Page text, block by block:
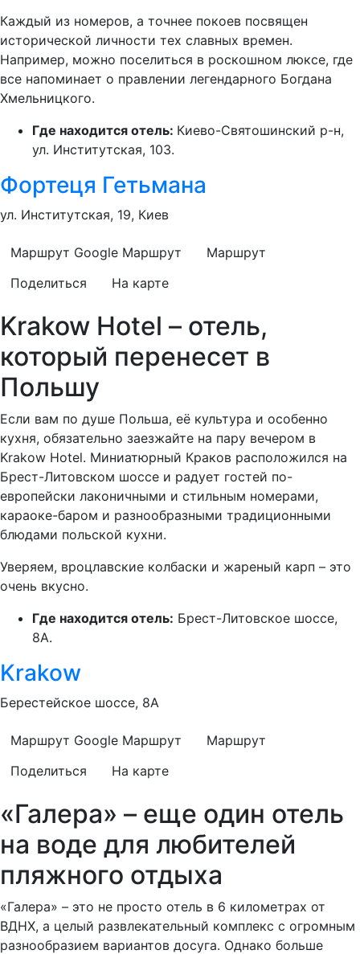
Каждый из номеров, а точнее покоев посвящен
исторической личности тех славных времен.
Например, можно поселиться в роскошном люксе, где
все напоминает о правлении легендарного Богдана
Хмельницкого.
Где находится отель: Киево-Святошинский р-н,
ул. Институтская, 103.
Фортеця Гетьмана
ул. Институтская, 19, Киев
Маршрут Google Маршрут
Маршрут
Поделиться
На карте
Krakow Hotel – отель,
который перенесет в
Польшу
Если вам по душе Польша, её культура и особенно
кухня, обязательно заезжайте на пару вечером в
Krakow Hotel. Миниатюрный Краков расположился на
Брест-Литовском шоссе и радует гостей по-
европейски лаконичными и стильным номерами,
караоке-баром и разнообразными традиционными
блюдами польской кухни.
Уверяем, вроцлавские колбаски и жареный карп – это
очень вкусно.
Где находится отель: Брест-Литовское шоссе,
8А.
Krakow
Берестейское шоссе, 8А
Маршрут Google Маршрут
Маршрут
Поделиться
На карте
«Галера» – еще один отель
на воде для любителей
пляжного отдыха
«Галера» – это не просто отель в 6 километрах от
ВДНХ, а целый развлекательный комплекс с огромным
разнообразием вариантов досуга. Однако больше